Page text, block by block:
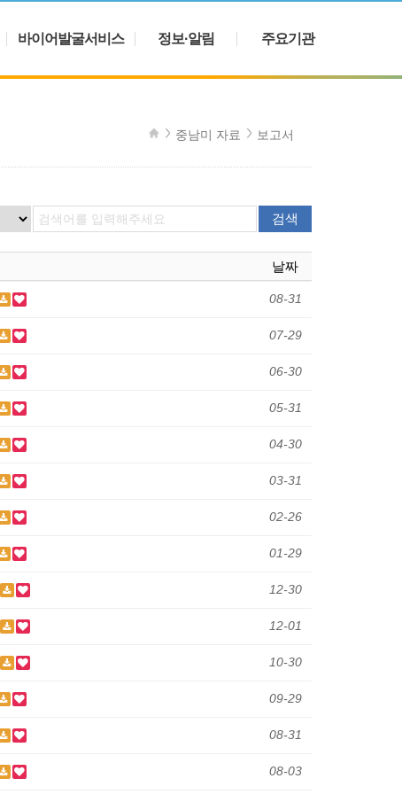
바이어발굴서비스 정보·알림 주요기관
중남미 자료 보고서
검색
날짜
08-31
07-29
06-30
05-31
04-30
03-31
02-26
01-29
12-30
12-01
10-30
09-29
08-31
08-03